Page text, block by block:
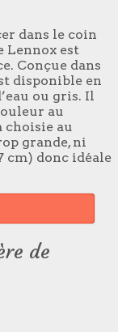
dans le coin
Lennox est
Conçue dans
disponible en
ou gris. Il
au
choisie au
grande, ni
cm) donc idéale
de